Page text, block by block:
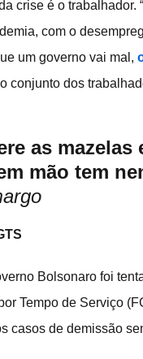
crise é o trabalhador.
com o
um governo vai mal,
conjunto dos
as
mão tem
Bolsonaro foi
Tempo de Serviço
casos de demissão